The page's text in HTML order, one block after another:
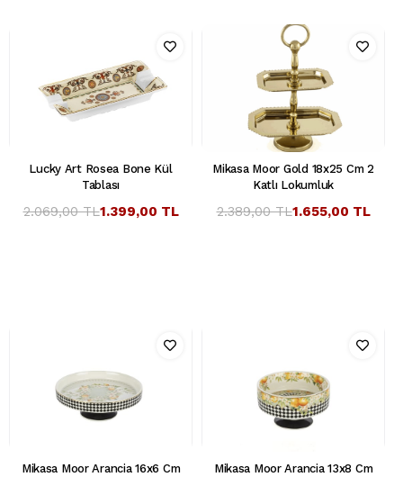
Lucky Art Rosea Bone Kül
Tablası
1.399,00 TL
2.069,00 TL
Mikasa Moor Gold 18x25 Cm 2
Katlı Lokumluk
1.655,00 TL
2.389,00 TL
Mikasa Moor Arancia 16x6 Cm
Mikasa Moor Arancia 13x8 Cm